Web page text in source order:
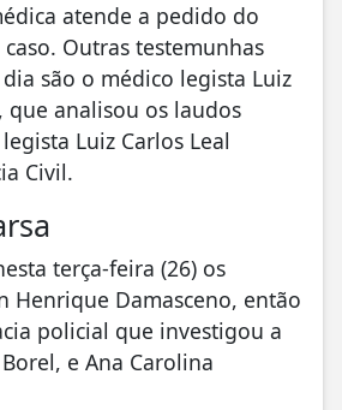
atende a pedido do
Outras testemunhas
são o médico legista Luiz
que analisou os laudos
Luiz Carlos Leal
Civil.
terça-feira (26) os
Henrique Damasceno, então
policial que investigou a
e Ana Carolina